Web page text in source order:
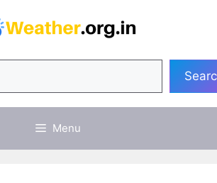
Menu